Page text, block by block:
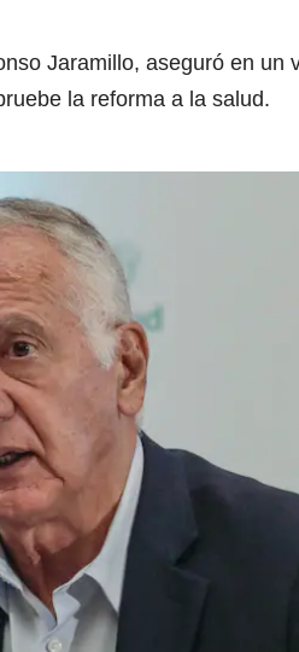
Jaramillo, aseguró en
la reforma a la salud.